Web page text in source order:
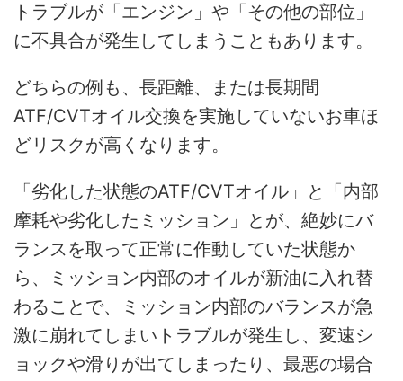
トラブルが「エンジン」や「その他の部位」
に不具合が発生してしまうこともあります。
どちらの例も、長距離、または長期間
ATF/CVTオイル交換を実施していないお車ほ
どリスクが高くなります。
「劣化した状態のATF/CVTオイル」と「内部
摩耗や劣化したミッション」とが、絶妙にバ
ランスを取って正常に作動していた状態か
ら、ミッション内部のオイルが新油に入れ替
わることで、ミッション内部のバランスが急
激に崩れてしまいトラブルが発生し、変速シ
ョックや滑りが出てしまったり、最悪の場合